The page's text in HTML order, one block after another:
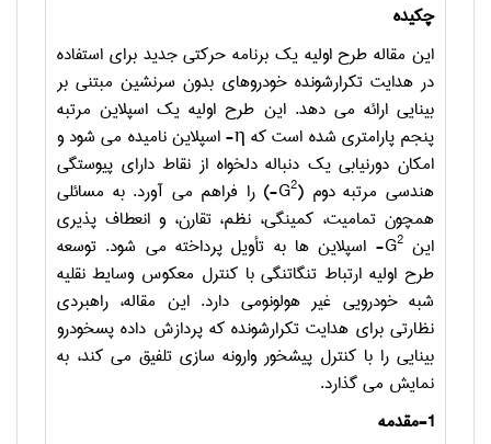
چکیده
این مقاله طرح اولیه یک برنامه حرکتی جدید برای استفاده
در هدایت تکرارشونده خودروهای بدون سرنشین مبتنی بر
بینایی ارائه می دهد. این طرح اولیه یک اسپلاین مرتبه
پنجم پارامتری شده است که -ηاسپلاین نامیده می شود و
امکان دورنیابی یک دنباله دلخواه از نقاط دارای پیوستگی
هندسی مرتبه دوم ( -G2 ) را فراهم می آورد. به مسائلی
همچون تمامیت، کمینگی، نظم، تقارن، و انعطاف پذیری
این -G2
اسپلاین ­ها به تأویل پرداخته می شود. توسعه
طرح اولیه­ ارتباط تنگاتنگی با کنترل معکوس وسایط نقلیه
شبه خودرویی غیر هولونومی دارد. این مقاله، راهبردی
نظارتی برای هدایت تکرارشونده که پردازش داده پسخودرو
بینایی را با کنترل پیشخور وارونه سازی تلفیق می کند، به
نمایش می گذارد.
1-مقدمه